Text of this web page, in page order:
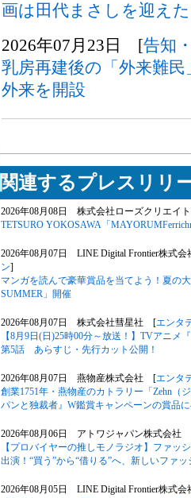
画は田代まさしを迎え
2026年07月23日 [告知
乳房再建後の「外来難
外来を開設
関連するプレスリリ
2026年08月08日 株式会社ローズクリエイ
TETSURO YOKOSAWA「
2026年08月07日 LINE Digital Frontier株式
ン]
マンガを読んで豪華賞品を当てよう！夏の
SUMMER」開催
2026年08月07日 株式会社彗星社 [エンタ
【8月9日(日)25時00分～放送！】TVアニ
第5話 あらすじ・先行カット公開！
2026年08月07日 燕物産株式会社 [エンタ
創業1751年・燕物産のカトラリー「Zehn（
パンと独裁者』W鑑賞キャンペーンの賞品
2026年08月06日 アトワジャパン株式会社
【プロバイヤーの推しモノラジオ】ファッ
出演！“買う”から“借りる”へ、新しいファ
2026年08月05日 LINE Digital Frontier株式